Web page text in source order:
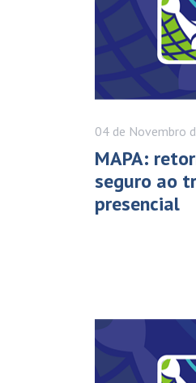
04 de Novembro
MAPA:
seguro ao
presencial